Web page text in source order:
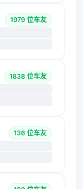
1979 位车友
1838 位车友
136 位车友